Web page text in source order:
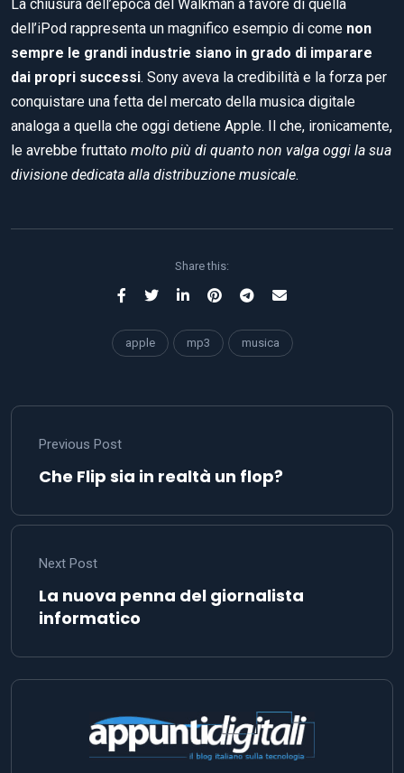
La chiusura dell’epoca del Walkman a favore di quella
dell’iPod rappresenta un magnifico esempio di come non
sempre le grandi industrie siano in grado di imparare
dai propri successi. Sony aveva la credibilità e la forza per
conquistare una fetta del mercato della musica digitale
analoga a quella che oggi detiene Apple. Il che, ironicamente,
le avrebbe fruttato molto più di quanto non valga oggi la sua
divisione dedicata alla distribuzione musicale.
Share this:
apple mp3 musica
Previous Post
Che Flip sia in realtà un flop?
Next Post
La nuova penna del giornalista
informatico